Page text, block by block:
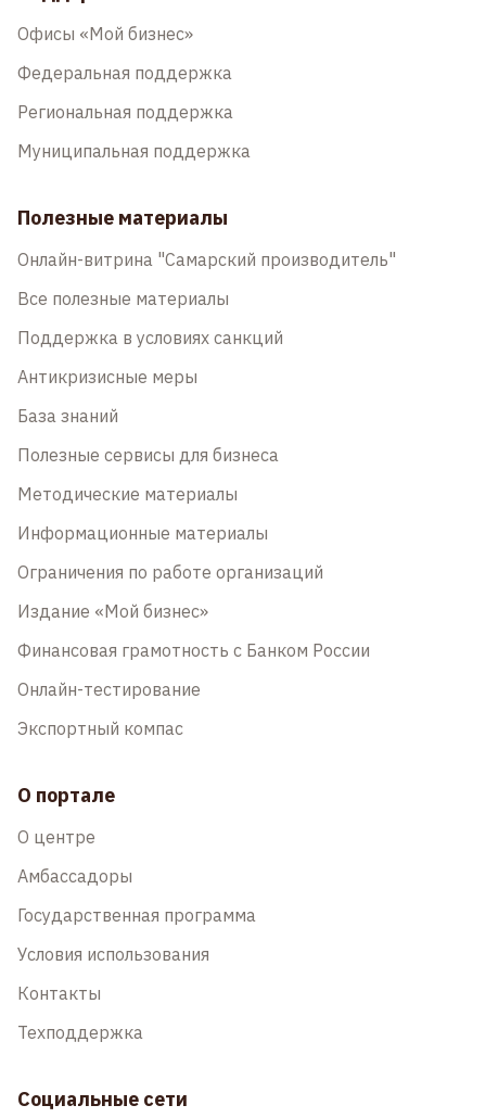
Офисы «Мой бизнес»
Федеральная поддержка
Региональная поддержка
Муниципальная поддержка
Полезные материалы
Онлайн-витрина "Самарский производитель"
Все полезные материалы
Поддержка в условиях санкций
Антикризисные меры
База знаний
Полезные сервисы для бизнеса
Методические материалы
Информационные материалы
Ограничения по работе организаций
Издание «Мой бизнес»
Финансовая грамотность с Банком России
Онлайн-тестирование
Экспортный компас
О портале
О центре
Амбассадоры
Государственная программа
Условия использования
Контакты
Техподдержка
Социальные сети